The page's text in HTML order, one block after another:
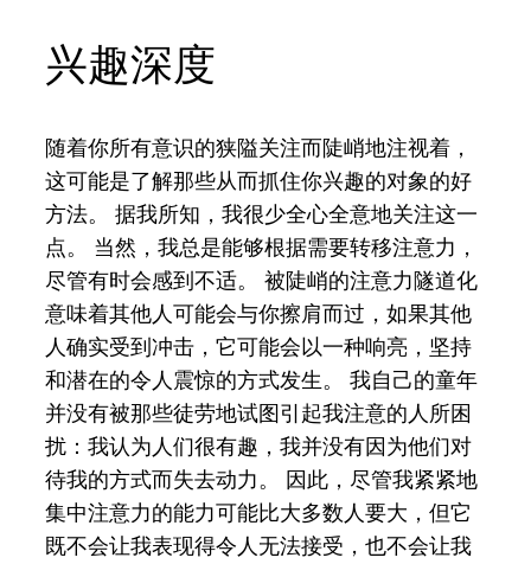
兴趣深度
随着你所有意识的狭隘关注而陡峭地注视着，
这可能是了解那些从而抓住你兴趣的对象的好
方法。 据我所知，我很少全心全意地关注这一
点。 当然，我总是能够根据需要转移注意力，
尽管有时会感到不适。 被陡峭的注意力隧道化
意味着其他人可能会与你擦肩而过，如果其他
人确实受到冲击，它可能会以一种响亮，坚持
和潜在的令人震惊的方式发生。 我自己的童年
并没有被那些徒劳地试图引起我注意的人所困
扰：我认为人们很有趣，我并没有因为他们对
待我的方式而失去动力。 因此，尽管我紧紧地
集中注意力的能力可能比大多数人要大，但它
既不会让我表现得令人无法接受，也不会让我